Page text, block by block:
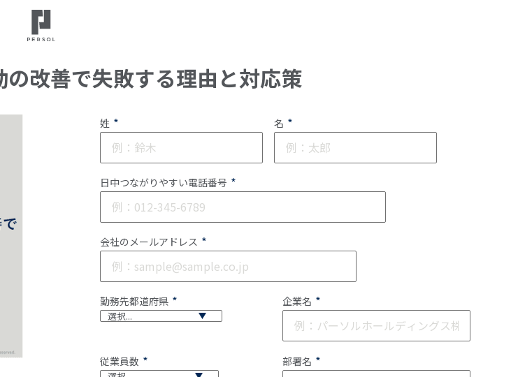
改善で失敗する理由と対応策
*
姓 *
名
*
日中つながりやすい電話番号
*
会社のメールアドレス
*
勤務先都道府県 *
企業名
*
従業員数 *
部署名